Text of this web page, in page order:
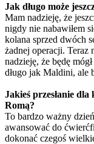
Jak długo może
Mam nadzieję, że
nigdy nie nabawiłem
kolana sprzed dwóch
żadnej operacji. Teraz
nadzieję, że będę
długo jak Maldini, ale
Jakieś przesłanie
Romą?
To bardzo ważny
awansować do
dokonać czegoś